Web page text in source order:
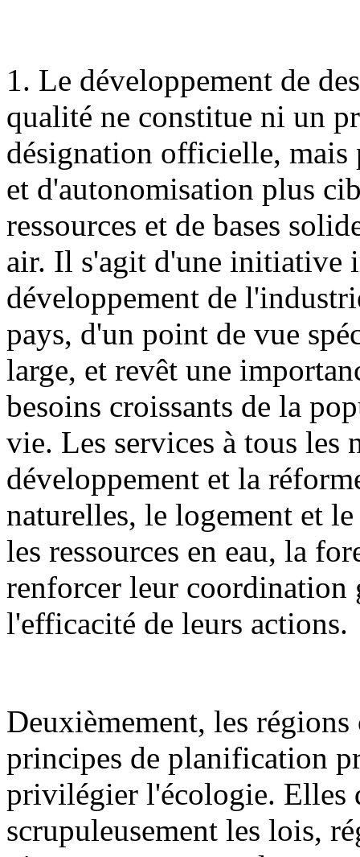
1. Le développement de
qualité ne constitue ni un
désignation officielle, mais
et d'autonomisation plus
ressources et de bases
air. Il s'agit d'une initiative
développement de
pays, d'un point de vue
large, et revêt une
besoins croissants de la
vie. Les services à tous les
développement et la
naturelles, le logement et
les ressources en eau, la
renforcer leur coordination
l'efficacité de leurs actions.
Deuxièmement, les
principes de planification
privilégier l'écologie. Elles
scrupuleusement les lois,